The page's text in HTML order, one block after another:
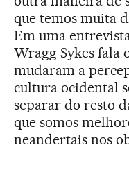
que temos muita
Em uma
Wragg Sykes fala
mudaram a
cultura ocidental
separar do resto
que somos
neandertais nos